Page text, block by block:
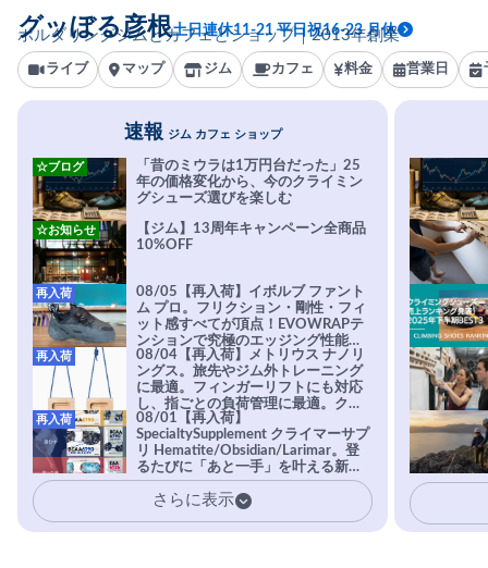
ボルダリングジムとカフェとショップ｜2013年創業
グッぼる彦根土日連休11-21 平日祝16-23 月休
ライブ マップ ジム カフェ 料金 営業日
速報 ジム カフェ ショップ
「昔のミウラは1万円台だった」25
年の価格変化から、今のクライミン
グシューズ選びを楽しむ
☆ブログ
【ジム】13周年キャンペーン全商品
10%OFF
☆お知らせ
08/05【再入荷】イボルブ ファント
ム プロ。フリクション・剛性・フィ
ット感すべてが頂点！EVOWRAPテ
ンションで究極のエッジング性能を
実現。進化系ラバーEvo-74はTRAX
を凌駕する粘着力で極小ホールドに
安心感。
再入荷
08/04【再入荷】メトリウス ナノリ
ングス。旅先やジム外トレーニング
に最適。フィンガーリフトにも対応
し、指ごとの負荷管理に最適。クラ
イマーの指を本気で鍛えるギア。
再入荷
08/01【再入荷】
SpecialtySupplement クライマーサプ
リ Hematite/Obsidian/Larimar。登
るたびに「あと一手」を叶える新習
慣。高強度・高頻度のトレーニング
に耐えられる体を目指すクライマー
に、圧倒的支持を受ける専用設計サ
プリ。
再入荷
さらに表示